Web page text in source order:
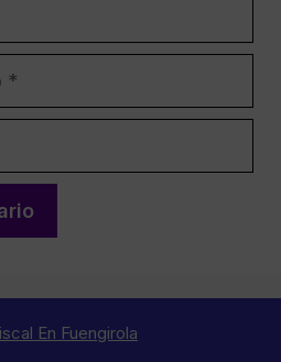
En Fuengirola